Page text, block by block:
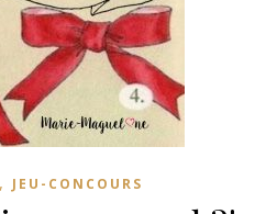
, JEU-CONCOURS